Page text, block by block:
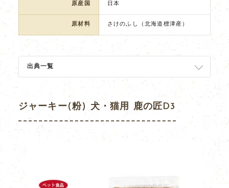
原産国 日本
原材料 さけのふし（北海道標津産）
出典一覧
ジャーキー(粉) 犬・猫用 鹿の匠D3